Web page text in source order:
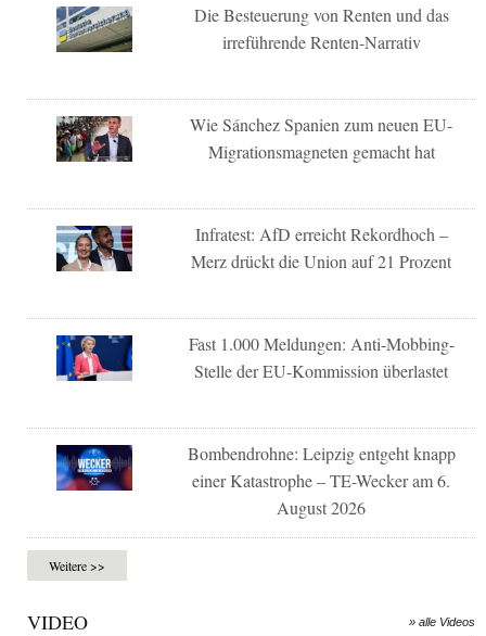
Die Besteuerung von Renten und das
irreführende Renten-Narrativ
Wie Sánchez Spanien zum neuen EU-
Migrationsmagneten gemacht hat
Infratest: AfD erreicht Rekordhoch –
Merz drückt die Union auf 21 Prozent
Fast 1.000 Meldungen: Anti-Mobbing-
Stelle der EU-Kommission überlastet
Bombendrohne: Leipzig entgeht knapp
einer Katastrophe – TE-Wecker am 6.
August 2026
Weitere >>
VIDEO » alle Videos